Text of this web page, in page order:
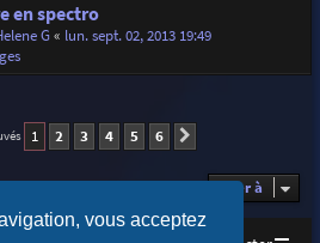
vous acceptez
en spectro
G« lun. sept. 02, 2013 19:49
1 2 3 4 5 6
Aller à